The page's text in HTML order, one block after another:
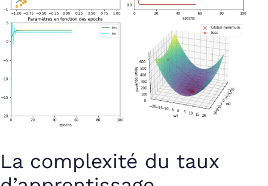
La complexité du taux